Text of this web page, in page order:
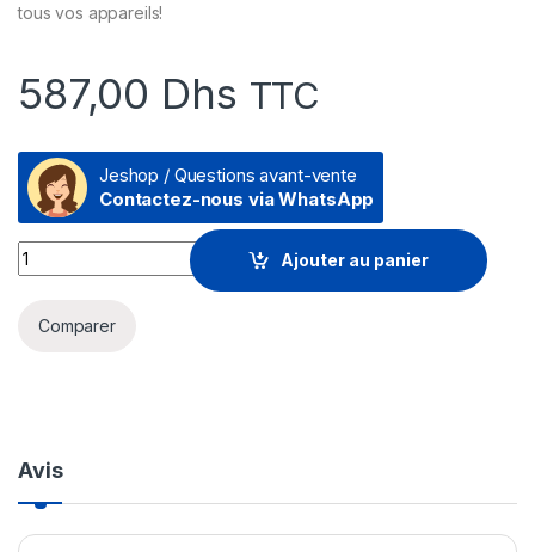
tous vos appareils!
587,00 Dhs TTC
Jeshop / Questions avant-vente
Contactez-nous via WhatsApp
Chargeur Lenovo 65W Standard - USB Type C (USB-C)
Ajouter au panier
Comparer
Avis